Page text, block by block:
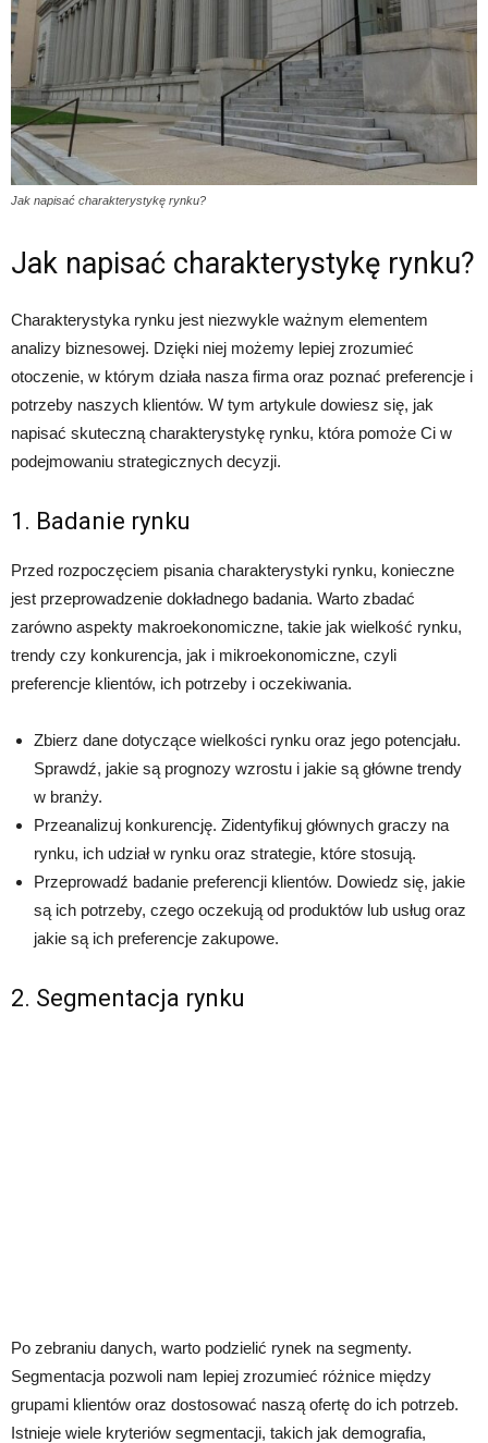
Jak napisać charakterystykę rynku?
Jak napisać charakterystykę rynku?
Charakterystyka rynku jest niezwykle ważnym elementem
analizy biznesowej. Dzięki niej możemy lepiej zrozumieć
otoczenie, w którym działa nasza firma oraz poznać preferencje i
potrzeby naszych klientów. W tym artykule dowiesz się, jak
napisać skuteczną charakterystykę rynku, która pomoże Ci w
podejmowaniu strategicznych decyzji.
1. Badanie rynku
Przed rozpoczęciem pisania charakterystyki rynku, konieczne
jest przeprowadzenie dokładnego badania. Warto zbadać
zarówno aspekty makroekonomiczne, takie jak wielkość rynku,
trendy czy konkurencja, jak i mikroekonomiczne, czyli
preferencje klientów, ich potrzeby i oczekiwania.
Zbierz dane dotyczące wielkości rynku oraz jego potencjału.
Sprawdź, jakie są prognozy wzrostu i jakie są główne trendy
w branży.
Przeanalizuj konkurencję. Zidentyfikuj głównych graczy na
rynku, ich udział w rynku oraz strategie, które stosują.
Przeprowadź badanie preferencji klientów. Dowiedz się, jakie
są ich potrzeby, czego oczekują od produktów lub usług oraz
jakie są ich preferencje zakupowe.
2. Segmentacja rynku
Po zebraniu danych, warto podzielić rynek na segmenty.
Segmentacja pozwoli nam lepiej zrozumieć różnice między
grupami klientów oraz dostosować naszą ofertę do ich potrzeb.
Istnieje wiele kryteriów segmentacji, takich jak demografia,